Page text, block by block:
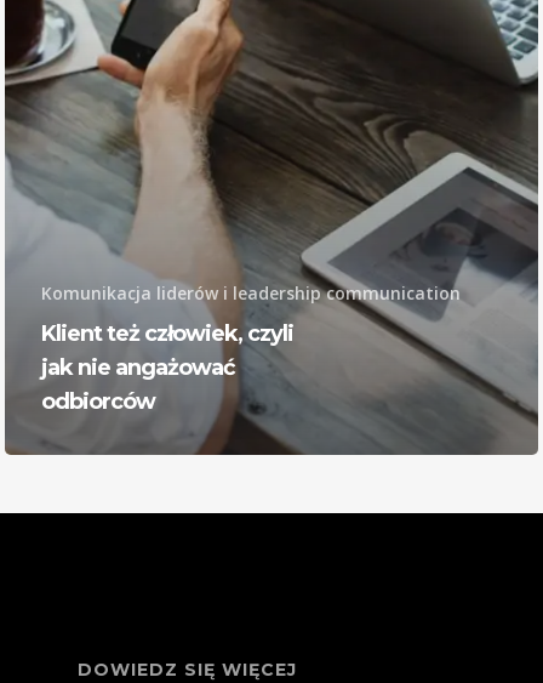
Komunikacja liderów i leadership communication
Klient też człowiek, czyli
jak nie angażować
odbiorców
DOWIEDZ SIĘ WIĘCEJ